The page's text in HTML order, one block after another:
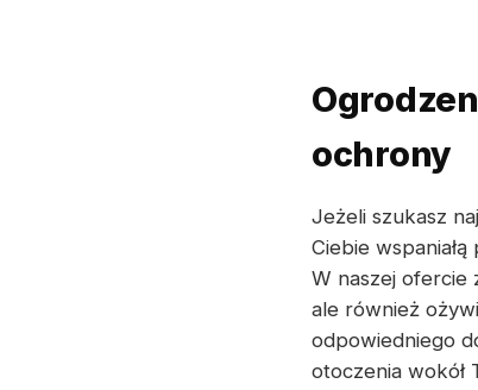
ochrony
Jeżeli szukasz
Ciebie
W naszej ofercie
ale również
odpowiedniego
otoczenia wokół